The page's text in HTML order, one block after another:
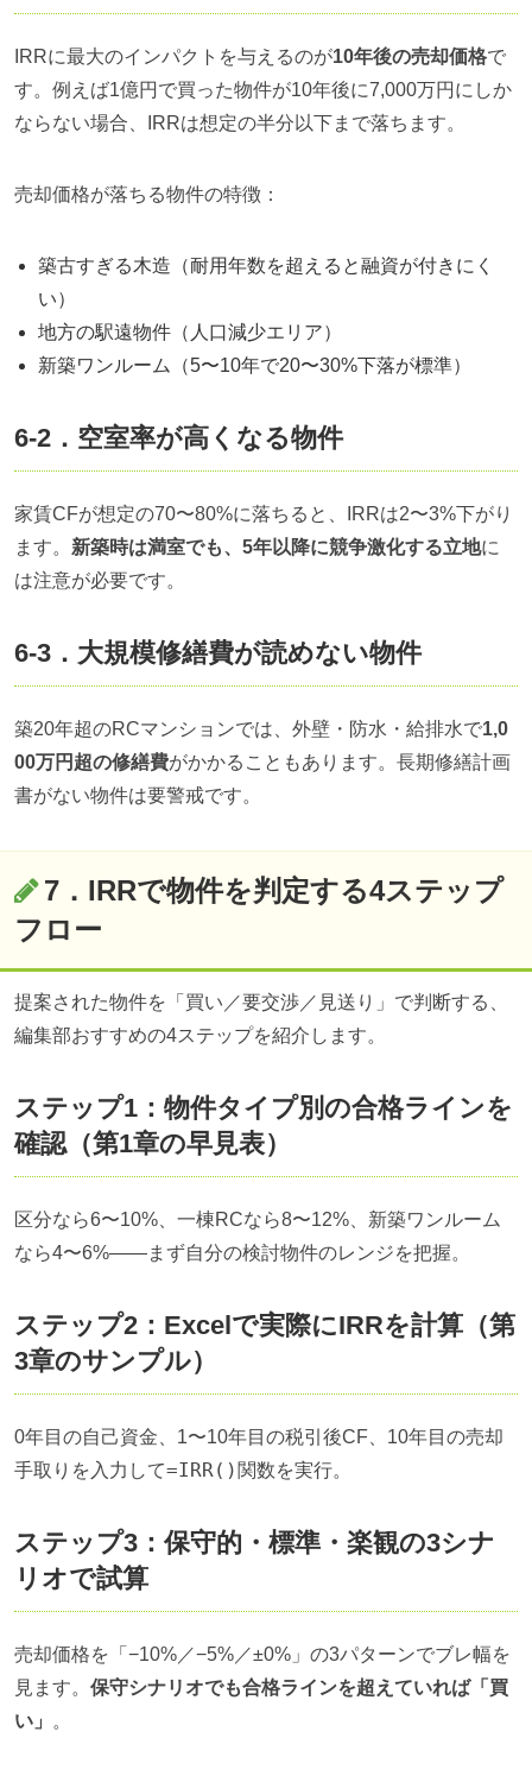
IRRに最大のインパクトを与えるのが10年後の売却価格で
す。例えば1億円で買った物件が10年後に7,000万円にしか
ならない場合、IRRは想定の半分以下まで落ちます。
売却価格が落ちる物件の特徴：
築古すぎる木造（耐用年数を超えると融資が付きにく
い）
地方の駅遠物件（人口減少エリア）
新築ワンルーム（5〜10年で20〜30%下落が標準）
6-2．空室率が高くなる物件
家賃CFが想定の70〜80%に落ちると、IRRは2〜3%下がり
ます。 新築時は満室でも、5年以降に競争激化する立地に
は注意が必要です。
6-3．大規模修繕費が読めない物件
築20年超のRCマンションでは、外壁・防水・給排水で1,0
00万円超の修繕費がかかることもあります。長期修繕計画
書がない物件は要警戒です。
7．IRRで物件を判定する4ステップ
フロー
提案された物件を「買い／要交渉／見送り」で判断する、
編集部おすすめの4ステップを紹介します。
ステップ1：物件タイプ別の合格ラインを
確認（第1章の早見表）
区分なら6〜10%、一棟RCなら8〜12%、新築ワンルーム
なら4〜6%——まず自分の検討物件のレンジを把握。
ステップ2：Excelで実際にIRRを計算（第
3章のサンプル）
0年目の自己資金、1〜10年目の税引後CF、10年目の売却
手取りを入力して=IRR() 関数を実行。
ステップ3：保守的・標準・楽観の3シナ
リオで試算
売却価格を「−10%／−5%／±0%」の3パターンでブレ幅を
見ます。 保守シナリオでも合格ラインを超えていれば「買
い」
。